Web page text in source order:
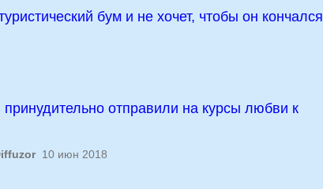
бум и не хочет, чтобы он кончался
принудительно отправили на курсы любви к
10 июн 2018